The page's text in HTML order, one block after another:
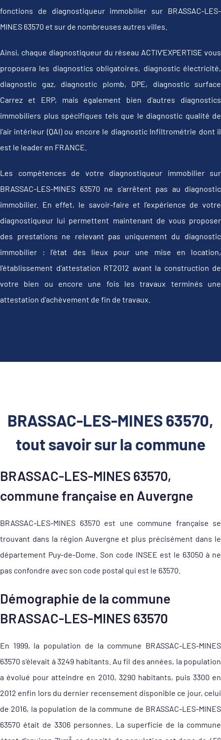
fonctions de diagnostiqueur immobilier sur BRASSAC-LES-
MINES 63570 et sur de nombreuses autres villes.
Ainsi, chaque diagnostiqueur du réseau ACTIV'EXPERTISE vous
proposera les diagnostics obligatoires, diagnostic électricité,
diagnostic gaz, diagnostic plomb, DPE, diagnostic surface
Carrez et ERP, mais également bien d'autres diagnostics
immobiliers plus spécifiques tels que le diagnostic qualité de
l'air intérieur (QAI) ou encore le diagnostic Infiltrométrie dont il
est le leader en FRANCE.
Les compétences de votre diagnostiqueur immobilier sur
BRASSAC-LES-MINES 63570 ne s'arrêtent pas au diagnostic
immobilier. En effet, le savoir-faire et l'expérience de votre
diagnostiqueur lui permettent maintenant de vous proposer
des prestations ne relevant pas uniquement du diagnostic
immobilier : l'état des lieux pour une mise en location,
l'établissement d’attestation RT2012 avant la construction de
votre bien ou encore une fois les travaux terminés une
attestation d'achèvement de fin de travaux.
BRASSAC-LES-MINES 63570,
tout savoir sur la commune
BRASSAC-LES-MINES 63570,
commune française en Auvergne
BRASSAC-LES-MINES 63570 est une commune française se
trouvant dans la région Auvergne et plus précisément dans le
département Puy-de-Dome. Son code INSEE est le 63050 à ne
pas confondre avec son code postal qui est le 63570.
Démographie de la commune
BRASSAC-LES-MINES 63570
En 1999, la population de la commune BRASSAC-LES-MINES
63570 s'élevait à 3249 habitants. Au fil des années, la population
a évolué pour atteindre en 2010, 3290 habitants, puis 3300 en
2012 enfin lors du dernier recensement disponible ce jour, celui
de 2016, la population de la commune de BRASSAC-LES-MINES
63570 était de 3306 personnes. La superficie de la commune